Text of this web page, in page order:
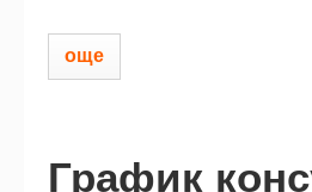
още
График